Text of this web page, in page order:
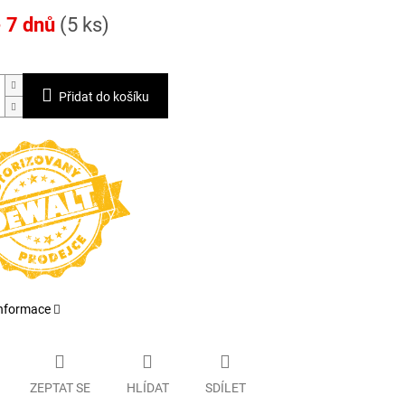
7 dnů (5 ks)
Přidat do košíku
ZEPTAT SE HLÍDAT SDÍLET